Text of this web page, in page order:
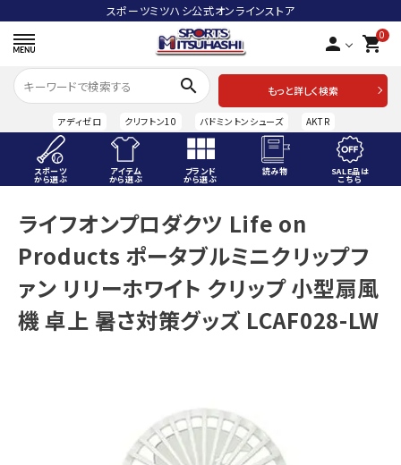
スポーツミツハシ公式オンラインストア
person 0
shopping_cart
search
もっと詳しく検索
アディゼロ クリフトン10 バドミントンシューズ AKTR
スポーツ
から選ぶ
アイテム
から選ぶ
ブランド
から選ぶ
読み物 SALE品は
こちら
ACCOUNT MENU
ようこそ ゲスト 様
ログイン person 会員登録
スポーツから選ぶ
ライフオンプロダクツ Life on
Products ポータブルミニクリップフ
ァン リリーホワイト クリップ 小型扇風
機 卓上 暑さ対策グッズ LCAF028-LW